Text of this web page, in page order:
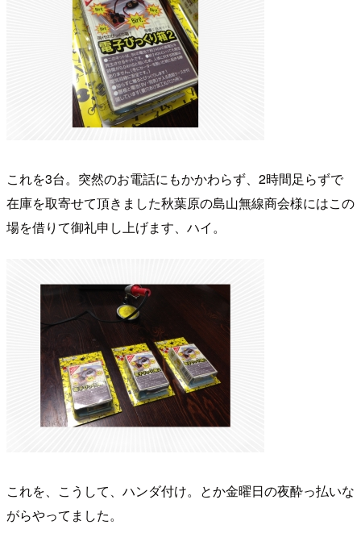
これを3台。突然のお電話にもかかわらず、2時間足らずで
在庫を取寄せて頂きました秋葉原の島山無線商会様にはこの
場を借りて御礼申し上げます、ハイ。
これを、こうして、ハンダ付け。とか金曜日の夜酔っ払いな
がらやってました。